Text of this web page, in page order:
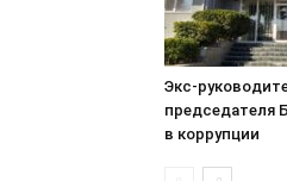
Экс-
председателя
в коррупции